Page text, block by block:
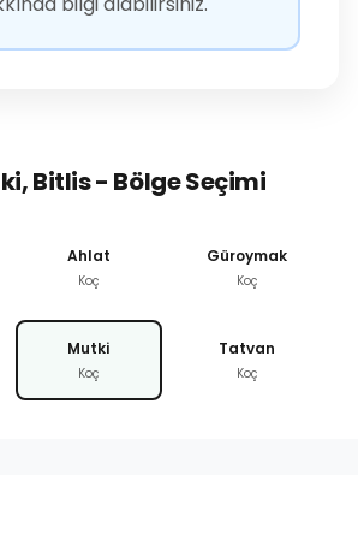
Bitlis - Bölge Seçimi
Ahlat
Koç
Güroymak
Koç
Mutki
Koç
Tatvan
Koç